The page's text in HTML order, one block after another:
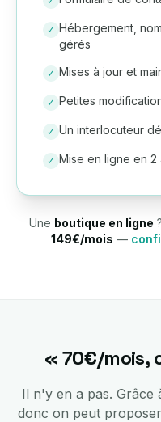
✓ Hébergement,
gérés
✓ Mises à jour et
✓ Petites
✓ Un interlocuteur
✓ Mise en ligne en 2
Une boutique en ligne
149€/mois —
« 70€/mois,
Il n'y en a pas. Grâce
donc on peut